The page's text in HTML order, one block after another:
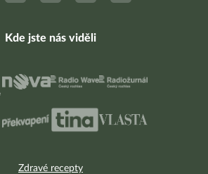
Zdravé recepty
Kde jste nás viděli